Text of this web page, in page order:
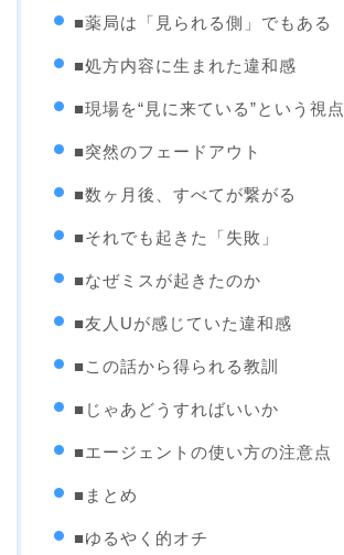
■薬局は「見られる側」でもある
■処方内容に生まれた違和感
■現場を“見に来ている”という視点
■突然のフェードアウト
■数ヶ月後、すべてが繋がる
■それでも起きた「失敗」
■なぜミスが起きたのか
■友人Uが感じていた違和感
■この話から得られる教訓
■じゃあどうすればいいか
■エージェントの使い方の注意点
■まとめ
■ゆるやく的オチ